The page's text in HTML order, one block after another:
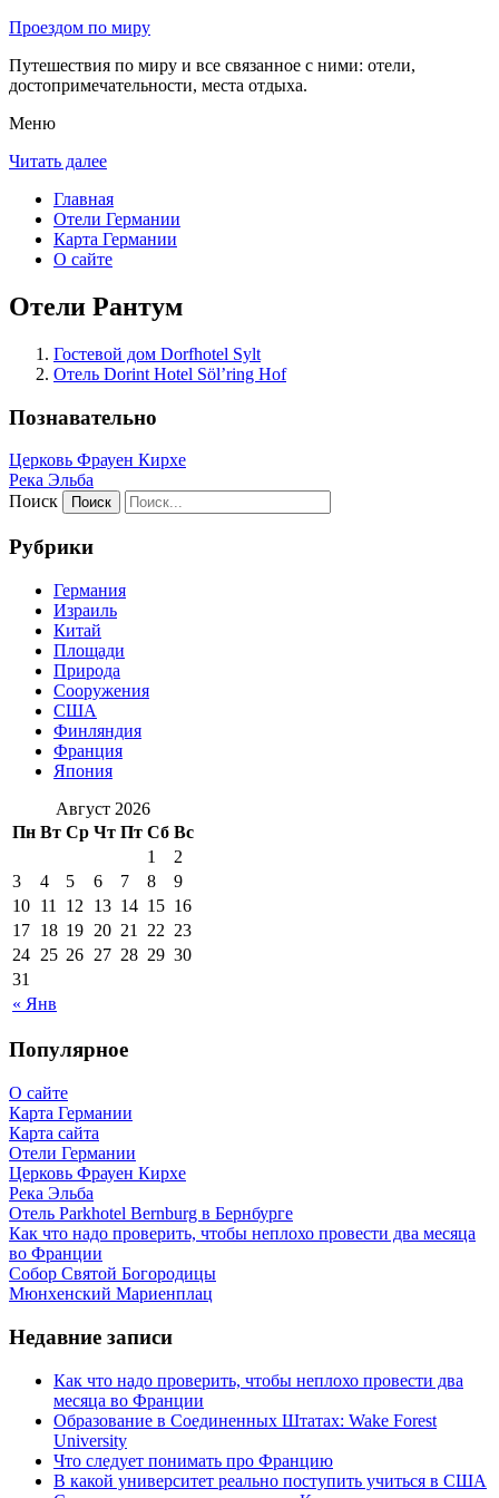
Проездом по миру
Путешествия по миру и все связанное с ними: отели,
достопримечательности, места отдыха.
Меню
Читать далее
Главная
Отели Германии
Карта Германии
О сайте
Отели Рантум
Гостевой дом Dorfhotel Sylt
Отель Dorint Hotel Söl’ring Hof
Познавательно
Церковь Фрауен Кирхе
Река Эльба
Поиск
Рубрики
Германия
Израиль
Китай
Площади
Природа
Сооружения
США
Финляндия
Франция
Япония
Август 2026
Пн Вт Ср Чт Пт Сб Вс
« Янв
1
2
3
4 5 6 7 8
9
10 11 12 13 14 15 16
17 18 19 20 21 22 23
24 25 26 27 28 29 30
31
Популярное
О сайте
Карта Германии
Карта сайта
Отели Германии
Церковь Фрауен Кирхе
Река Эльба
Отель Parkhotel Bernburg в Бернбурге
Как что надо проверить, чтобы неплохо провести два месяца
во Франции
Собор Святой Богородицы
Мюнхенский Мариенплац
Недавние записи
Как что надо проверить, чтобы неплохо провести два
месяца во Франции
Образование в Соединенных Штатах: Wake Forest
University
Что следует понимать про Францию
В какой университет реально поступить учиться в США